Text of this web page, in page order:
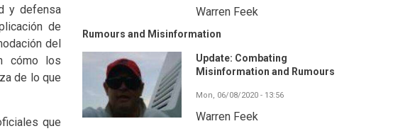
y defensa
de
del
cómo los
de lo que
que
Warren Feek
Rumours and Misinformation
Update: Combating
Misinformation and Rumours
Mon, 06/08/2020 - 13:56
Warren Feek